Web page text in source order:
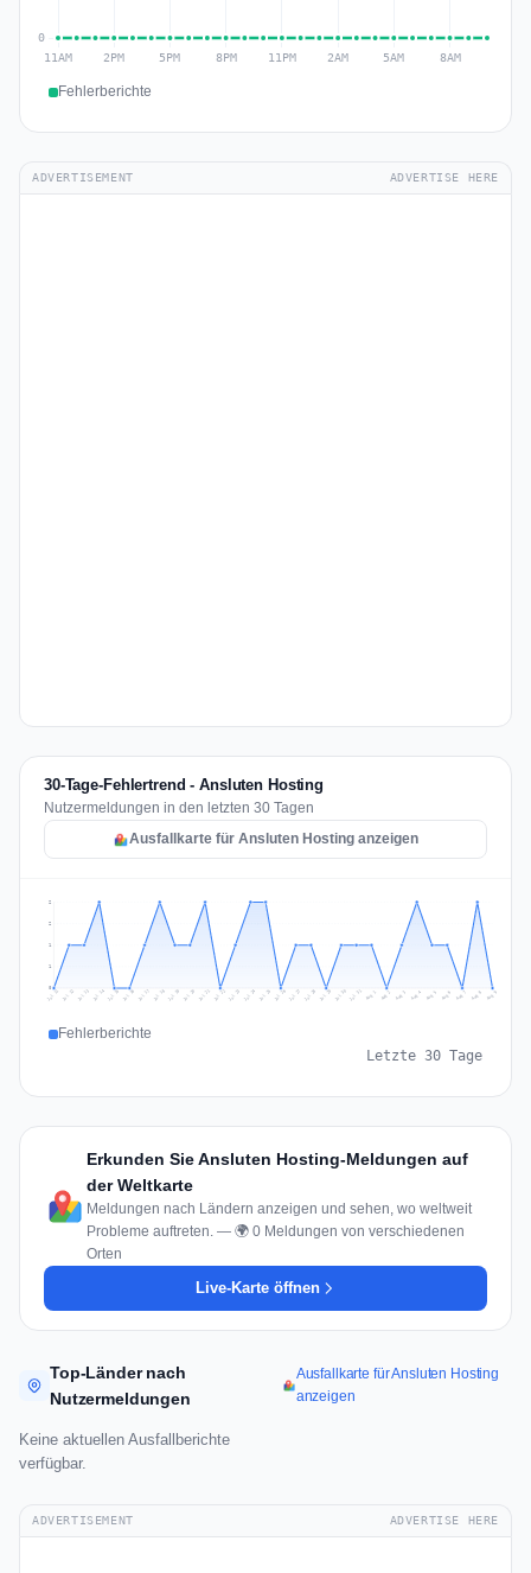
Fehlerberichte
ADVERTISEMENT ADVERTISE HERE
30-Tage-Fehlertrend - Ansluten Hosting
Nutzermeldungen in den letzten 30 Tagen
Ausfallkarte für Ansluten Hosting anzeigen
1
1
2
2
Jul 11 Jul 12 Jul 13 Jul 14 Jul 15 Jul 16 Jul 17 Jul 18 Jul 19 Jul 20 Jul 21 Jul 22 Jul 23 Jul 24 Jul 25 Jul 26 Jul 27 Jul 28 Jul 29 Jul 30 Jul 31 Aug 1 Aug 2 Aug 3 Aug 4 Aug 5 Aug 6 Aug 7 Aug 8 Aug 9
Fehlerberichte
Letzte 30 Tage
Erkunden Sie Ansluten Hosting-Meldungen auf
der Weltkarte
Meldungen nach Ländern anzeigen und sehen, wo weltweit
Probleme auftreten. — 🌍 0 Meldungen von verschiedenen
Orten
Live-Karte öffnen
Top-Länder nach
Nutzermeldungen
Ausfallkarte für Ansluten Hosting
anzeigen
Keine aktuellen Ausfallberichte
verfügbar.
ADVERTISEMENT ADVERTISE HERE